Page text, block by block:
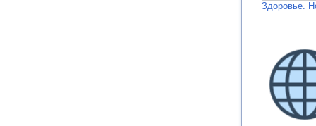
Здоровье.